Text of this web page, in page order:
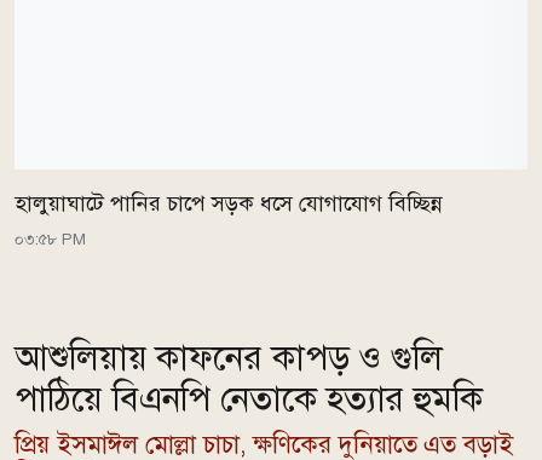
হালুয়াঘাটে পানির চাপে সড়ক ধসে যোগাযোগ বিচ্ছিন্ন
০৩:৫৮ PM
আশুলিয়ায় কাফনের কাপড় ও গুলি
পাঠিয়ে বিএনপি নেতাকে হত্যার হুমকি
প্রিয় ইসমাঈল মোল্লা চাচা, ক্ষণিকের দুনিয়াতে এত বড়াই